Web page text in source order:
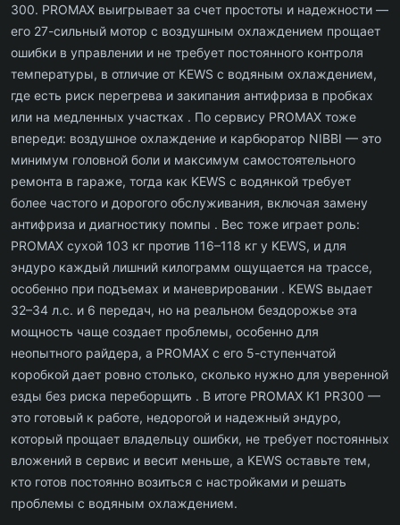
300. PROMAX выигрывает за счет простоты и надежности —
его 27-сильный мотор с воздушным охлаждением прощает
ошибки в управлении и не требует постоянного контроля
температуры, в отличие от KEWS с водяным охлаждением,
где есть риск перегрева и закипания антифриза в пробках
или на медленных участках . По сервису PROMAX тоже
впереди: воздушное охлаждение и карбюратор NIBBI — это
минимум головной боли и максимум самостоятельного
ремонта в гараже, тогда как KEWS с водянкой требует
более частого и дорогого обслуживания, включая замену
антифриза и диагностику помпы . Вес тоже играет роль:
PROMAX сухой 103 кг против 116–118 кг у KEWS, и для
эндуро каждый лишний килограмм ощущается на трассе,
особенно при подъемах и маневрировании . KEWS выдает
32–34 л.с. и 6 передач, но на реальном бездорожье эта
мощность чаще создает проблемы, особенно для
неопытного райдера, а PROMAX с его 5-ступенчатой
коробкой дает ровно столько, сколько нужно для уверенной
езды без риска переборщить . В итоге PROMAX K1 PR300 —
это готовый к работе, недорогой и надежный эндуро,
который прощает владельцу ошибки, не требует постоянных
вложений в сервис и весит меньше, а KEWS оставьте тем,
кто готов постоянно возиться с настройками и решать
проблемы с водяным охлаждением.